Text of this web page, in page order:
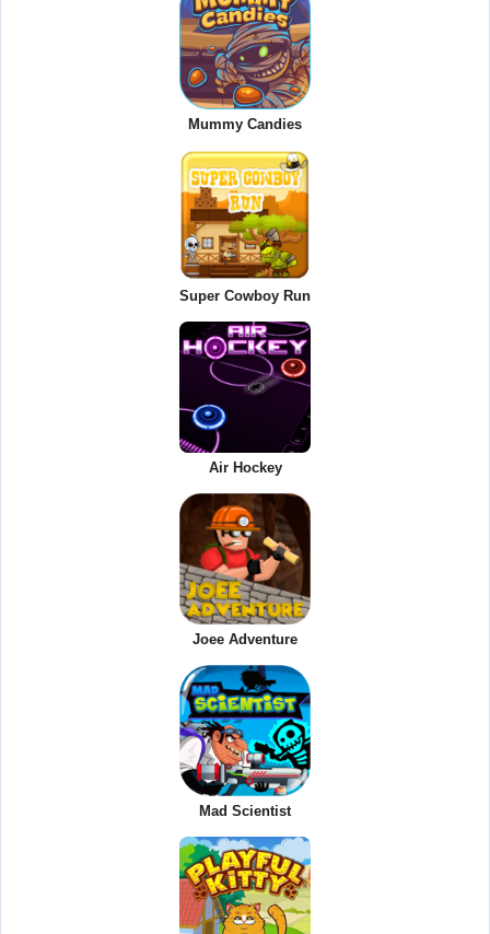
Mummy Candies
Super Cowboy Run
Air Hockey
Joee Adventure
Mad Scientist